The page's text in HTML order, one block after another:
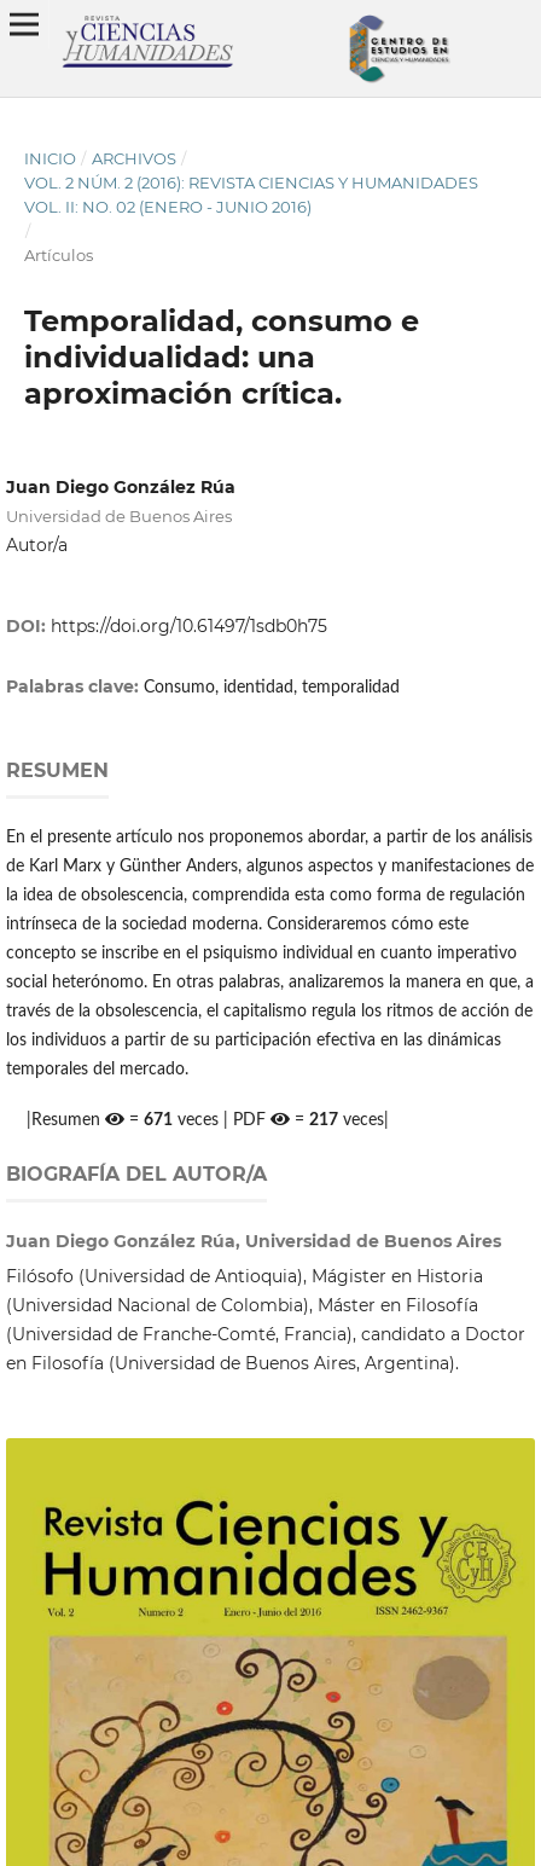
INICIO / ARCHIVOS /
VOL. 2 NÚM. 2 (2016): REVISTA CIENCIAS Y HUMANIDADES
VOL. II: NO. 02 (ENERO - JUNIO 2016)
/
Artículos
Temporalidad, consumo e
individualidad: una
aproximación crítica.
Juan Diego González Rúa
Universidad de Buenos Aires
Autor/a
DOI: https://doi.org/10.61497/1sdb0h75
Palabras clave: Consumo, identidad, temporalidad
RESUMEN
En el presente artículo nos proponemos abordar, a partir de los análisis
de Karl Marx y Günther Anders, algunos aspectos y manifestaciones de
la idea de obsolescencia, comprendida esta como forma de regulación
intrínseca de la sociedad moderna. Consideraremos cómo este
concepto se inscribe en el psiquismo individual en cuanto imperativo
social heterónomo. En otras palabras, analizaremos la manera en que, a
través de la obsolescencia, el capitalismo regula los ritmos de acción de
los individuos a partir de su participación efectiva en las dinámicas
temporales del mercado.
|Resumen =671 veces | PDF =217 veces|
BIOGRAFÍA DEL AUTOR/A
Juan Diego González Rúa, Universidad de Buenos Aires
Filósofo (Universidad de Antioquia), Mágister en Historia
(Universidad Nacional de Colombia), Máster en Filosofía
(Universidad de Franche-Comté, Francia), candidato a Doctor
en Filosofía (Universidad de Buenos Aires, Argentina).